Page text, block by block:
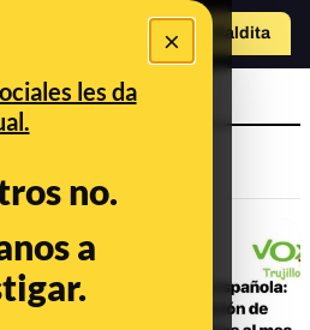
×
les da
no.
a
Hazte Maldita